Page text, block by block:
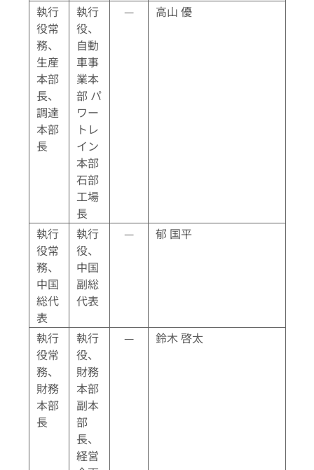
執行
役常
務、
生産
本部
長、
調達
本部
長
執行
役、
自動
車事
業本
部 パ
ワー
トレ
イン
本部
石部
工場
長
— 高山 優
執行
役常
務、
中国
総代
表
執行
役、
中国
副総
代表
— 郁 国平
執行
役常
務、
財務
本部
長
執行
役、
財務
本部
副本
部
長、
経営
— 鈴木 啓太